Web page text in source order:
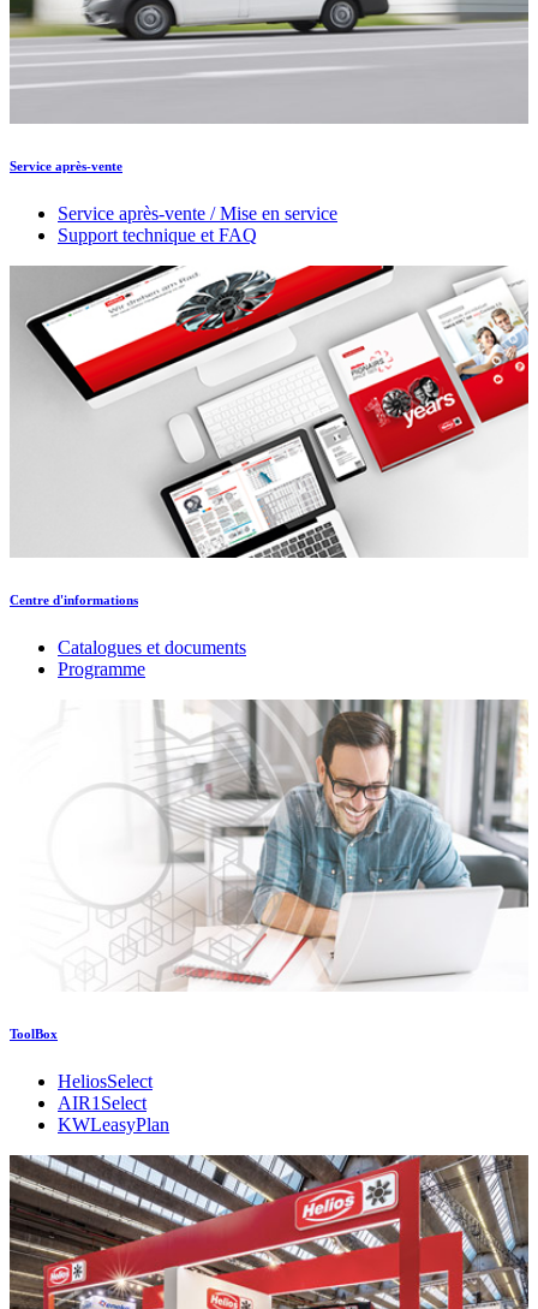
Service après-vente
Service après-vente / Mise en service
Support technique et FAQ
Centre d'informations
Catalogues et documents
Programme
ToolBox
HeliosSelect
AIR1Select
KWLeasyPlan